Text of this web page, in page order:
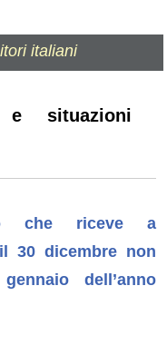
italiani
situazioni
che riceve a
30 dicembre non
dell’anno